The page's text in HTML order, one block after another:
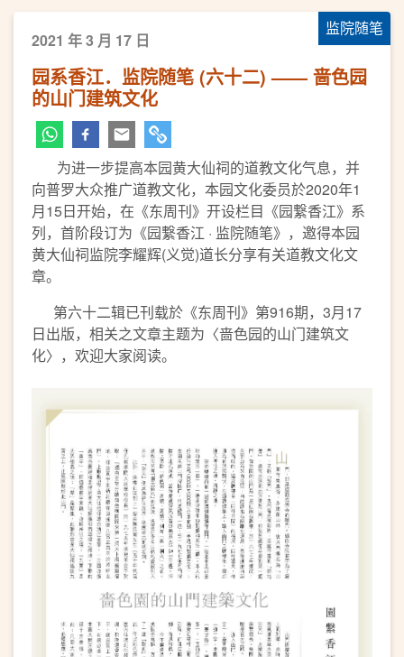
监院随笔
2021 年 3 月 17 日
园系香江．监院随笔 (六十二) —— 啬色园
的山门建筑文化
为进一步提高本园黄大仙祠的道教文化气息，并
向普罗大众推广道教文化，本园文化委员於2020年1
月15日开始，在《东周刊》开设栏目《园繋香江》系
列，首阶段订为《园繋香江 · 监院随笔》，邀得本园
黄大仙祠监院李耀辉(义觉)道长分享有关道教文化文
章。
第六十二辑已刊载於《东周刊》第916期，3月17
日出版，相关之文章主题为〈啬色园的山门建筑文
化〉，欢迎大家阅读。